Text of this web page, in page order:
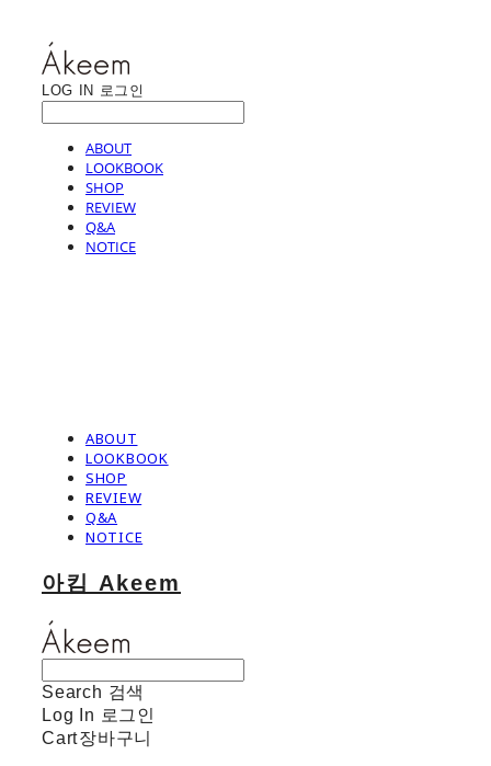
LOG IN 로그인
ABOUT
LOOKBOOK
SHOP
REVIEW
Q&A
NOTICE
ABOUT
LOOKBOOK
SHOP
REVIEW
Q&A
NOTICE
아킴 Akeem
Search 검색
Log In 로그인
Cart장바구니